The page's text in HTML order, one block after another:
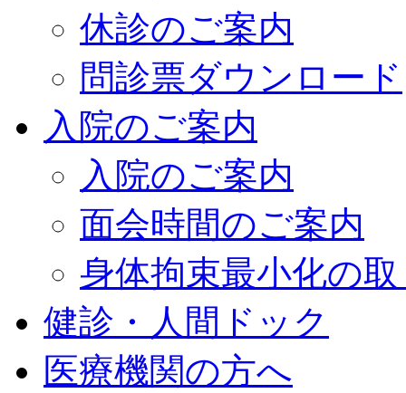
休診のご案内
問診票ダウンロード
入院のご案内
入院のご案内
面会時間のご案内
身体拘束最小化の
健診・人間ドック
医療機関の方へ